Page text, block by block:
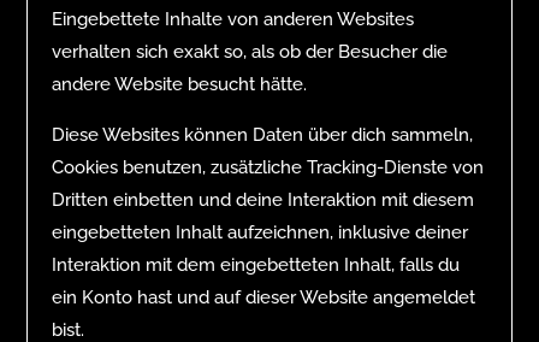
Eingebettete Inhalte von anderen Websites
verhalten sich exakt so, als ob der Besucher die
andere Website besucht hätte.
Diese Websites können Daten über dich sammeln,
Cookies benutzen, zusätzliche Tracking-Dienste von
Dritten einbetten und deine Interaktion mit diesem
eingebetteten Inhalt aufzeichnen, inklusive deiner
Interaktion mit dem eingebetteten Inhalt, falls du
ein Konto hast und auf dieser Website angemeldet
bist.